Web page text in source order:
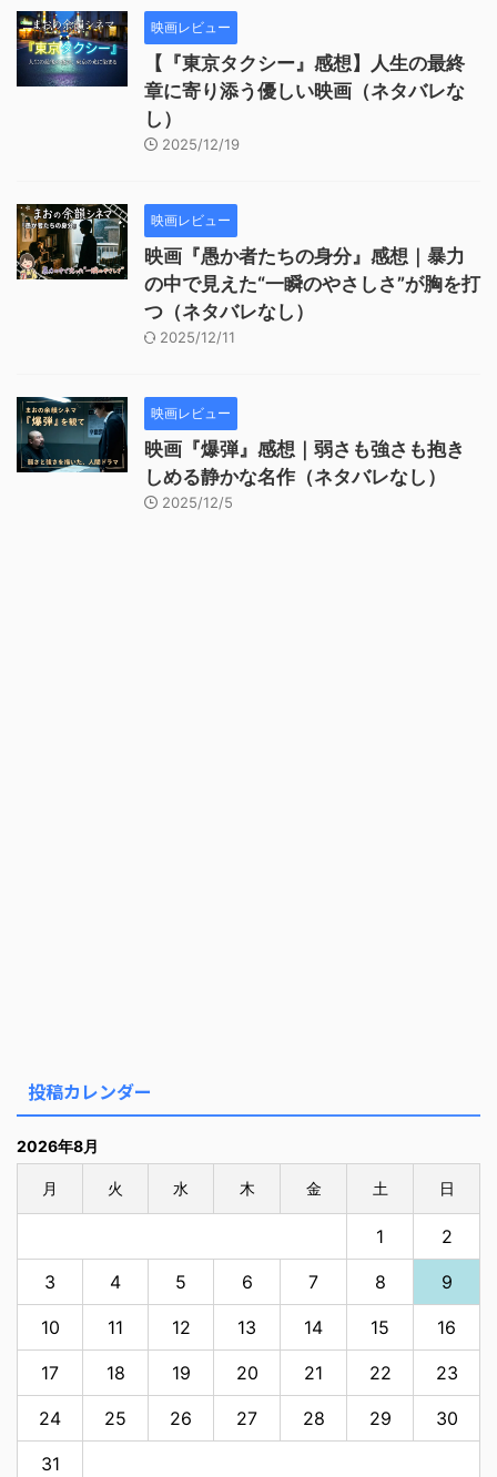
映画レビュー
【『東京タクシー』感想】人生の最終
章に寄り添う優しい映画（ネタバレな
し）
2025/12/19
映画レビュー
映画『愚か者たちの身分』感想｜暴力
の中で見えた“一瞬のやさしさ”が胸を打
つ（ネタバレなし）
2025/12/11
映画レビュー
映画『爆弾』感想｜弱さも強さも抱き
しめる静かな名作（ネタバレなし）
2025/12/5
投稿カレンダー
2026年8月
月 火 水 木 金 土 日
1 2
3 4 5 6 7 8 9
10 11 12 13 14 15 16
17 18 19 20 21 22 23
24 25 26 27 28 29 30
31